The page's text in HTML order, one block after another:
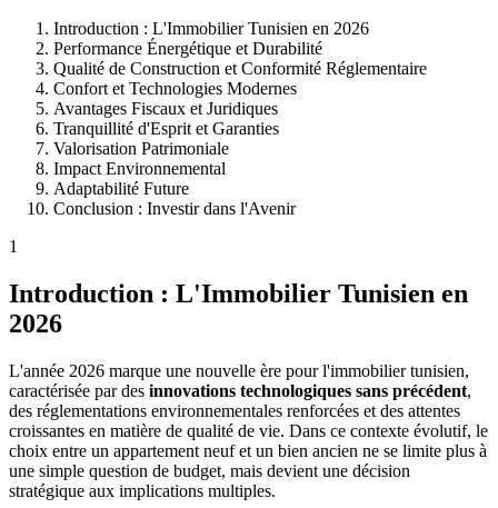
Introduction : L'Immobilier Tunisien en 2026
Performance Énergétique et Durabilité
Qualité de Construction et Conformité Réglementaire
Confort et Technologies Modernes
Avantages Fiscaux et Juridiques
Tranquillité d'Esprit et Garanties
Valorisation Patrimoniale
Impact Environnemental
Adaptabilité Future
Conclusion : Investir dans l'Avenir
1
Introduction : L'Immobilier Tunisien en
2026
L'année 2026 marque une nouvelle ère pour l'immobilier tunisien,
caractérisée par des innovations technologiques sans précédent,
des réglementations environnementales renforcées et des attentes
croissantes en matière de qualité de vie. Dans ce contexte évolutif, le
choix entre un appartement neuf et un bien ancien ne se limite plus à
une simple question de budget, mais devient une décision
stratégique aux implications multiples.